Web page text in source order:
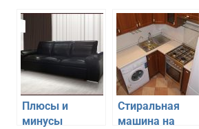
Плюсы и
минусы
Стиральная
машина на